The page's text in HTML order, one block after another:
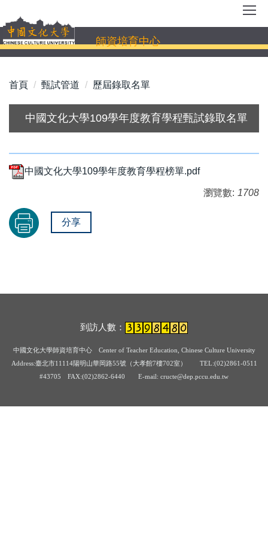
到
主
要
容
師資培育中心
首頁 甄試管道 歷屆錄取名單
中國文化大學109學年度教育學程甄試錄取名單
中國文化大學109學年度教育學程榜單.pdf
瀏覽數: 1708
分享
到訪人數：
中國文化大學師資培育中心 Center of Teacher Education, Chinese Culture University
Address:臺北市11114陽明山華岡路55號（大孝館7樓702室） TEL:(02)2861-0511
#43705 FAX:(02)2862-6440 E-mail: cructe@dep.pccu.edu.tw